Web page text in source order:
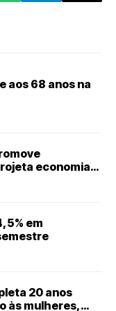
aos 68 anos na
economia
com eficiência
em
20 anos
às mulheres,